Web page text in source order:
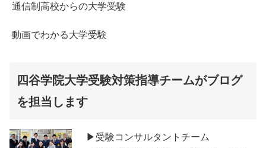
通信制高校からの大学受験
動画でわかる大学受験
四谷学院大学受験対策指導チームがブログ
を担当します
▶受験コンサルタントチーム